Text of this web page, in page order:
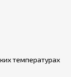
температурах